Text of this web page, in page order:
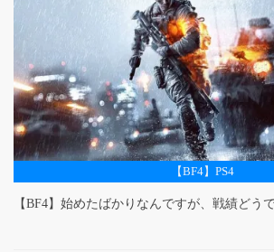
【BF4】PS4
【BF4】始めたばかりなんですが、戦績どう